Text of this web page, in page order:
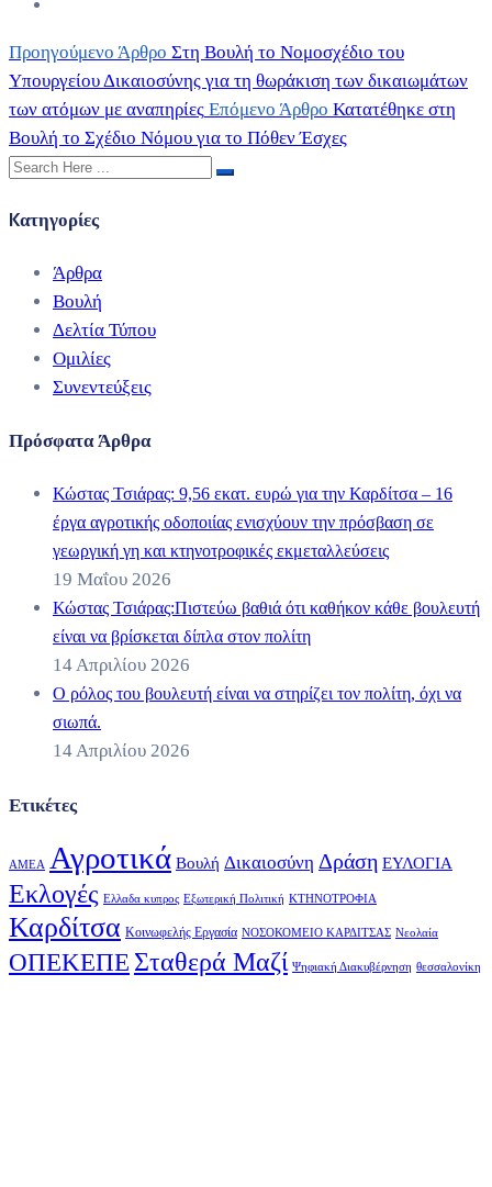
Προηγούμενο Άρθρο Στη Βουλή το Νομοσχέδιο του
Υπουργείου Δικαιοσύνης για τη θωράκιση των δικαιωμάτων
των ατόμων με αναπηρίες Επόμενο Άρθρο Κατατέθηκε στη
Βουλή το Σχέδιο Νόμου για το Πόθεν Έσχες
Kατηγορίες
Άρθρα
Βουλή
Δελτία Τύπου
Ομιλίες
Συνεντεύξεις
Πρόσφατα Άρθρα
Κώστας Τσιάρας: 9,56 εκατ. ευρώ για την Καρδίτσα – 16
έργα αγροτικής οδοποιίας ενισχύουν την πρόσβαση σε
γεωργική γη και κτηνοτροφικές εκμεταλλεύσεις
19 Μαΐου 2026
Κώστας Τσιάρας:Πιστεύω βαθιά ότι καθήκον κάθε βουλευτή
είναι να βρίσκεται δίπλα στον πολίτη
14 Απριλίου 2026
Ο ρόλος του βουλευτή είναι να στηρίζει τον πολίτη, όχι να
σιωπά.
14 Απριλίου 2026
Ετικέτες
ΑΜΕΑ Αγροτικά Βουλή Δικαιοσύνη Δράση ΕΥΛΟΓΙΑ
Εκλογές Ελλαδα κυπρος Εξωτερική Πολιτική ΚΤΗΝΟΤΡΟΦΙΑ
Καρδίτσα Κοινωφελής Εργασία ΝΟΣΟΚΟΜΕΙΟ ΚΑΡΔΙΤΣΑΣ Νεολαία
ΟΠΕΚΕΠΕ Σταθερά Μαζί Ψηφιακή Διακυβέρνηση θεσσαλονίκη